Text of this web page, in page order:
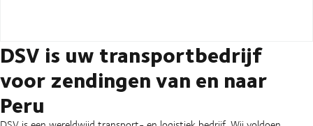
DSV is uw transportbedrijf
voor zendingen van en naar
Peru